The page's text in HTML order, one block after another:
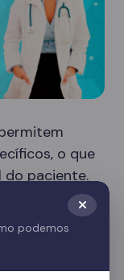
o que
do paciente.
de
familiar.
podemos